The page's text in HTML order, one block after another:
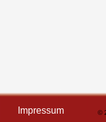
Impressum ©